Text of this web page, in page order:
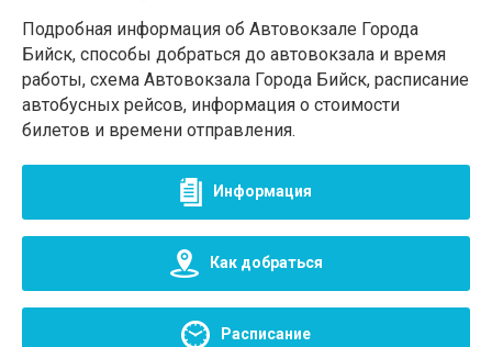
Подробная информация об Автовокзале Города
Бийск, способы добраться до автовокзала и время
работы, схема Автовокзала Города Бийск, расписание
автобусных рейсов, информация о стоимости
билетов и времени отправления.
Информация
Как добраться
Расписание